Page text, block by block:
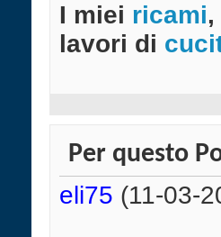
I miei ricami
lavori di
Per questo
eli75 (11-03-